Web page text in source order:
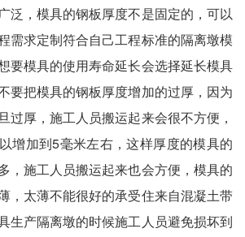
泛，模具的钢板厚度不是固定的，可以
需求定制符合自己工程标准的隔离墩模
要模具的使用寿命延长会选择延长模具
要把模具的钢板厚度增加的过厚，因为
过厚，施工人员搬运起来会很不方便，
增加到5毫米左右，这样厚度的模具的
，施工人员搬运起来也会方便，模具的
，太薄不能很好的承受住来自混凝土带
生产隔离墩的时候施工人员避免损坏到